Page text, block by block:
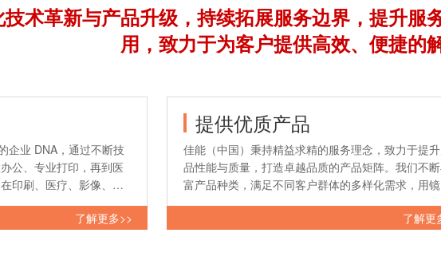
术革新与产品升级，持续拓展服务边界，提升服
用，致力于为客户提供高效、便捷的
企业 DNA，通过不断技
公、专业打印，再到医
印刷、医疗、影像、工
了解更多>>
提供优质产品
佳能（中国）秉持精益求精的服务理念，致力于提
品性能与质量，打造卓越品质的产品矩阵。我们不
富产品种类，满足不同客户群体的多样化需求，用
了解更